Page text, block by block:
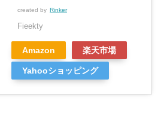
created by Rinker
Fieekty
Amazon 楽天市場
Yahooショッピング